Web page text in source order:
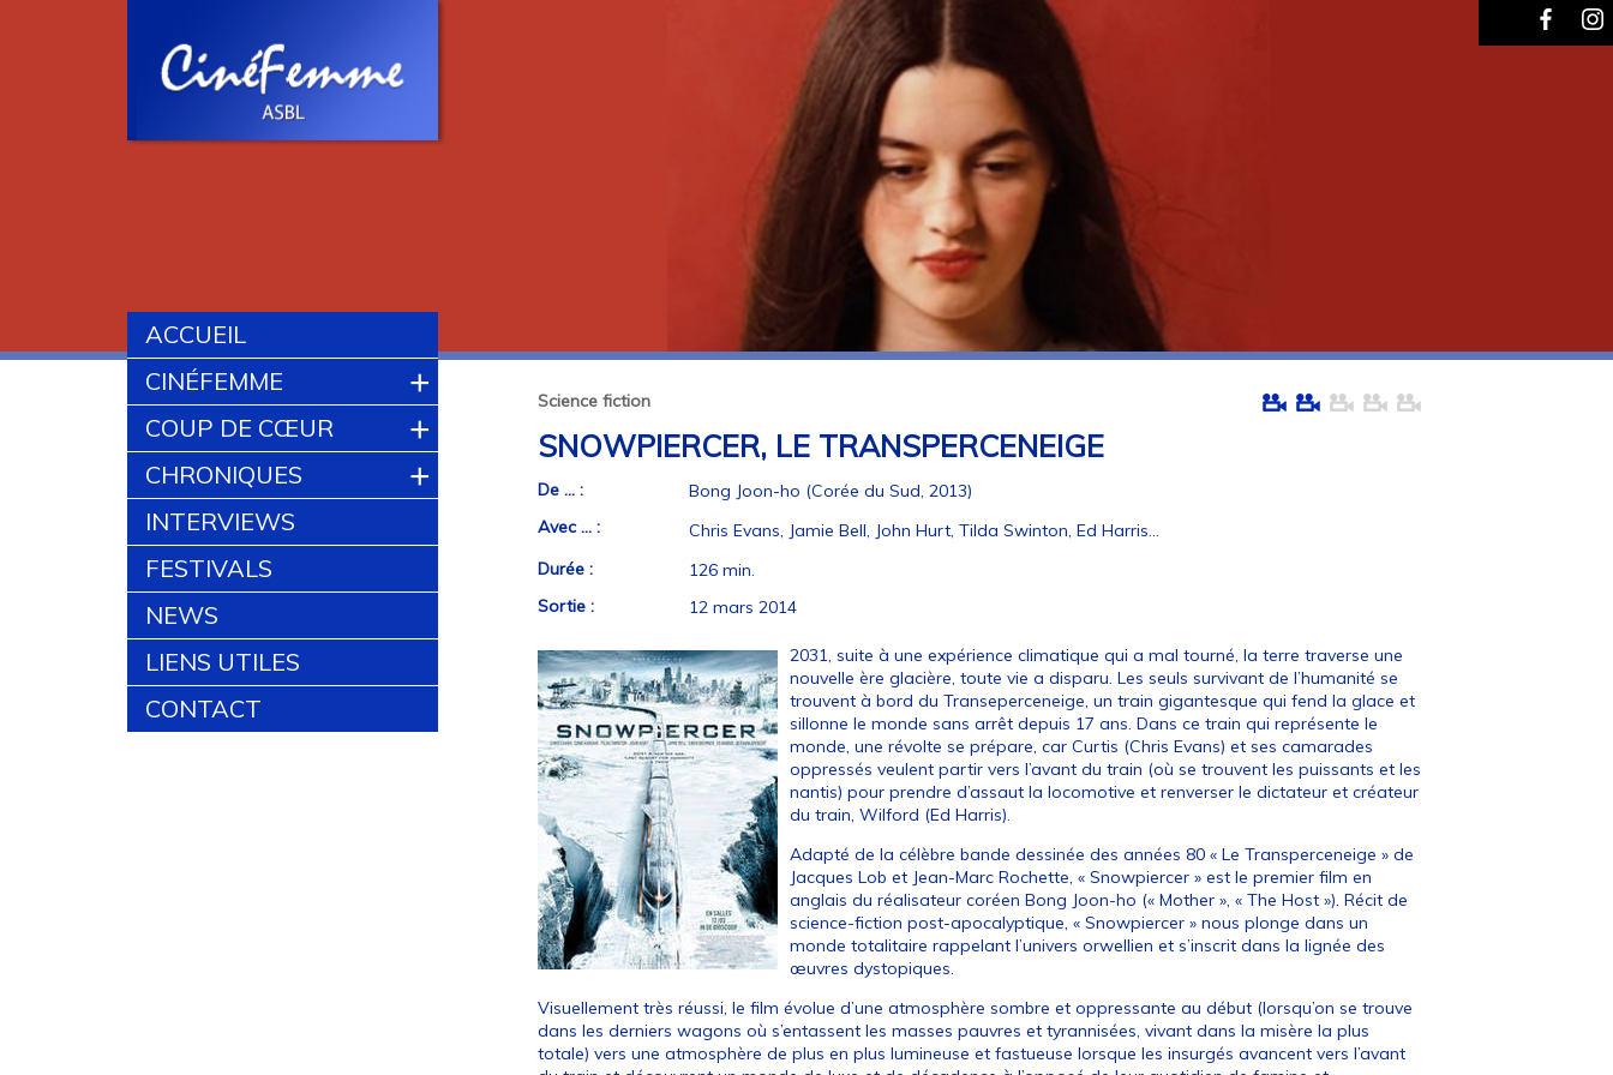
ACCUEIL
CINÉFEMME
+
COUP DE CŒUR +
CHRONIQUES +
INTERVIEWS
FESTIVALS
NEWS
LIENS UTILES
CONTACT
Science fiction
SNOWPIERCER, LE TRANSPERCENEIGE
De ... :
Bong Joon-ho (Corée du Sud, 2013)
Avec ... :
Chris Evans, Jamie Bell, John Hurt, Tilda Swinton, Ed Harris...
Durée :
126 min.
Sortie :
12 mars 2014
2031, suite à une expérience climatique qui a mal tourné, la terre traverse une
nouvelle ère glacière, toute vie a disparu. Les seuls survivant de l’humanité se
trouvent à bord du Transeperceneige, un train gigantesque qui fend la glace et
sillonne le monde sans arrêt depuis 17 ans. Dans ce train qui représente le
monde, une révolte se prépare, car Curtis (Chris Evans) et ses camarades
oppressés veulent partir vers l’avant du train (où se trouvent les puissants et les
nantis) pour prendre d’assaut la locomotive et renverser le dictateur et créateur
du train, Wilford (Ed Harris).
Adapté de la célèbre bande dessinée des années 80 « Le Transperceneige » de
Jacques Lob et Jean-Marc Rochette, « Snowpiercer » est le premier film en
anglais du réalisateur coréen Bong Joon-ho (« Mother », « The Host »). Récit de
science-fiction post-apocalyptique, « Snowpiercer » nous plonge dans un
monde totalitaire rappelant l’univers orwellien et s’inscrit dans la lignée des
œuvres dystopiques.
Visuellement très réussi, le film évolue d’une atmosphère sombre et oppressante au début (lorsqu’on se trouve
dans les derniers wagons où s’entassent les masses pauvres et tyrannisées, vivant dans la misère la plus
totale) vers une atmosphère de plus en plus lumineuse et fastueuse lorsque les insurgés avancent vers l’avant